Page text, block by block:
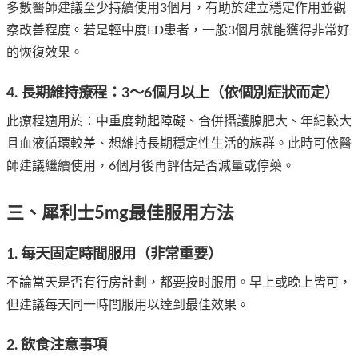
多數醫師建議至少持續使用3個月，有助於建立穩定作用並觀
察改善程度。若是輕中度ED患者，一般3個月就能獲得非常好
的恢復效果。
4. 長期維持療程：3～6個月以上（依個別症狀而定）
此療程適用於：中重度勃起障礙、合併攝護腺肥大、年紀較大
且血液循環較差、想維持長期穩定性生活的族群。此時可依醫
師建議繼續使用，6個月後再評估是否減量或停藥。
三、犀利士5mg最佳服用方法
1. 每天固定時間服用（非常重要）
不論當天是否有行房計劃，都要按时服用。早上或晚上皆可，
但建議每天同一時間服用以達到最佳效果。
2. 飲食注意事項